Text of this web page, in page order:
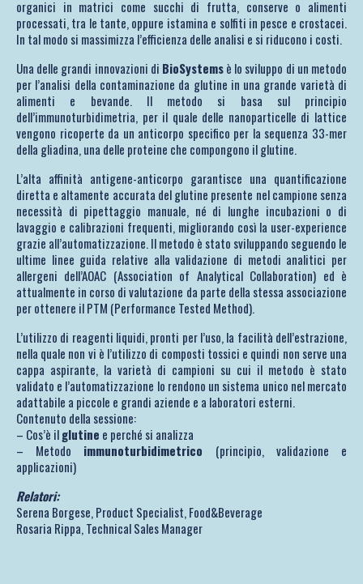
organici in matrici come succhi di frutta, conserve o alimenti
processati, tra le tante, oppure istamina e solfiti in pesce e crostacei.
In tal modo si massimizza l’efficienza delle analisi e si riducono i costi.
Una delle grandi innovazioni di BioSystemsè lo sviluppo di un metodo
per l’analisi della contaminazione da glutine in una grande varietà di
alimenti e bevande. Il metodo si basa sul principio
dell’immunoturbidimetria, per il quale delle nanoparticelle di lattice
vengono ricoperte da un anticorpo specifico per la sequenza 33-mer
della gliadina, una delle proteine che compongono il glutine.
L’alta affinità antigene-anticorpo garantisce una quantificazione
diretta e altamente accurata del glutine presente nel campione senza
necessità di pipettaggio manuale, né di lunghe incubazioni o di
lavaggio e calibrazioni frequenti, migliorando così la user-experience
grazie all’automatizzazione. Il metodo è stato sviluppando seguendo le
ultime linee guida relative alla validazione di metodi analitici per
allergeni dell’AOAC (Association of Analytical Collaboration) ed è
attualmente in corso di valutazione da parte della stessa associazione
per ottenere il PTM (Performance Tested Method).
L’utilizzo di reagenti liquidi, pronti per l’uso, la facilità dell’estrazione,
nella quale non vi è l’utilizzo di composti tossici e quindi non serve una
cappa aspirante, la varietà di campioni su cui il metodo è stato
validato e l’automatizzazione lo rendono un sistema unico nel mercato
adattabile a piccole e grandi aziende e a laboratori esterni.
Contenuto della sessione:
– Cos’è ilglutine e perché si analizza
– Metodo immunoturbidimetrico (principio, validazione e
applicazioni)
Relatori:
Serena Borgese, Product Specialist, Food&Beverage
Rosaria Rippa, Technical Sales Manager